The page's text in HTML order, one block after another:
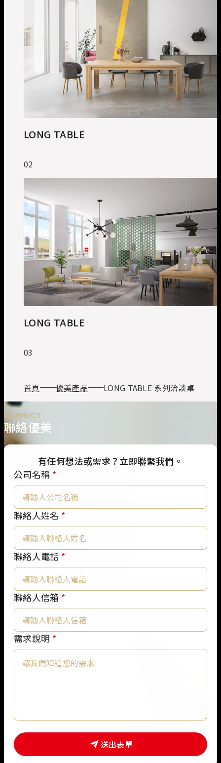
LONG TABLE
02
LONG TABLE
03
首頁 優美產品 LONG TABLE 系列洽談桌
CONNECT
聯絡優美
有任何想法或需求？立即聯繫我們。
公司名稱 *
聯絡人姓名 *
聯絡人電話 *
聯
絡
人
電
話
聯
箱
聯絡人信箱 *
需求說明 *
送出表單